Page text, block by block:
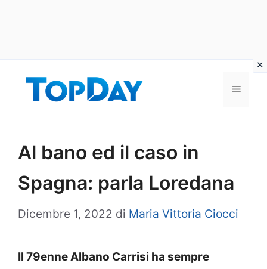
Menu
Al bano ed il caso in
Spagna: parla Loredana
Dicembre 1, 2022 di Maria Vittoria Ciocci
Il 79enne Albano Carrisi ha sempre